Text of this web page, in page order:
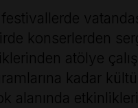
konserlerden
atölye
kadar
alanında etkinlikleri